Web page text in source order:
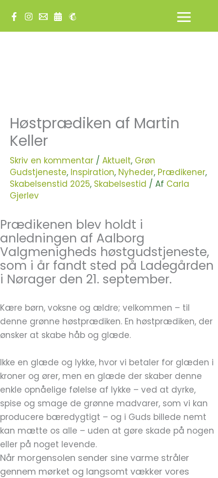
indholdet
Høstprædiken af Martin
Keller
Skriv en kommentar / Aktuelt, Grøn
Gudstjeneste, Inspiration, Nyheder, Prædikener,
Skabelsenstid 2025, Skabelsestid / Af Carla
Gjerlev
Prædikenen blev holdt i
anledningen af Aalborg
Valgmenigheds høstgudstjeneste,
som i år fandt sted på Ladegården
i Nørager den 21. september.
Kære børn, voksne og ældre; velkommen – til
denne grønne høstprædiken. En høstprædiken, der
ønsker at skabe håb og glæde.
Ikke en glæde og lykke, hvor vi betaler for glæden i
kroner og ører, men en glæde der skaber denne
enkle opnåelige følelse af lykke – ved at dyrke,
spise og smage de grønne madvarer, som vi kan
producere bæredygtigt – og i Guds billede nemt
kan mætte os alle – uden at gøre skade på nogen
eller på noget levende.
Når morgensolen sender sine varme stråler
gennem mørket og langsomt vækker vores